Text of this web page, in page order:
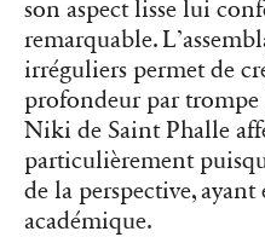
son aspect lisse lui
remarquable.
irréguliers permet de
profondeur par
Niki de Saint Phalle
particulièrement
de la perspective,
académique.